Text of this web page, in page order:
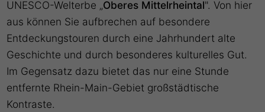
UNESCO-Welterbe „Oberes Mittelrheintal". Von hier
aus können Sie aufbrechen auf besondere
Entdeckungstouren durch eine Jahrhundert alte
Geschichte und durch besonderes kulturelles Gut.
Im Gegensatz dazu bietet das nur eine Stunde
entfernte Rhein-Main-Gebiet großstädtische
Kontraste.